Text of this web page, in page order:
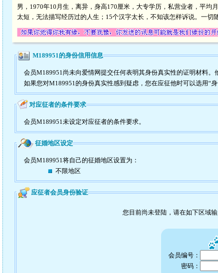
男，1970年10月生，离异，身高170厘米，大专学历，私营业者，平
太短，无法描写经历过的人生；15个汉字太长，不知该怎样诉说。一切
M189951的身份信用信息
会员M189951尚未向爱情网提交任何表明其身份真实性的证明材料。
如果您对M189951的身份真实性感到疑虑，您在应征他时可以选用“
对应征者的条件要求
会员M189951未设定对应征者的条件要求。
征婚地区设定
会员M189951将自己的征婚地区设置为：
不限地区
应征者会员身份验证
您目前尚未登陆，请在如下区域
会员编号：
密码：